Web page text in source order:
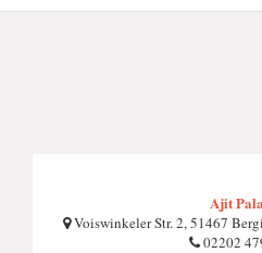
Ajit
Voiswinkeler Str. 2, 51467
02202